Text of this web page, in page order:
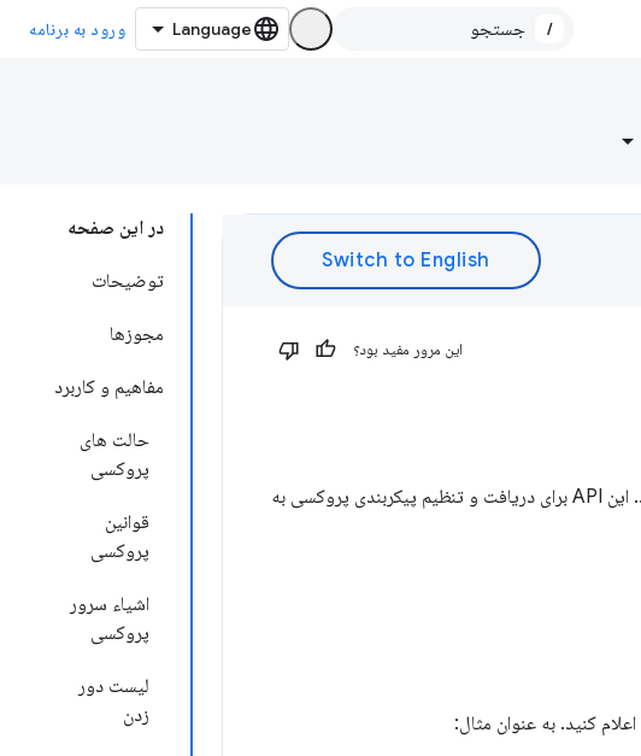
/ ورود به برنامه
در این صفحه
توضیحات
مجوزها
مفاهیم و کاربرد
حالت های
پروکسی
قوانین
پروکسی
اشیاء سرور
پروکسی
لیست دور
زدن
این مرور مفید بود؟
اعلام کنید. به عنوان مثال: